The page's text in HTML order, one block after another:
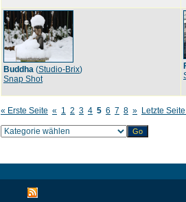
Buddha (Studio-Brix)
Snap Shot
« Erste Seite « 1 2 3 4 5 6 7 8 » Letzte